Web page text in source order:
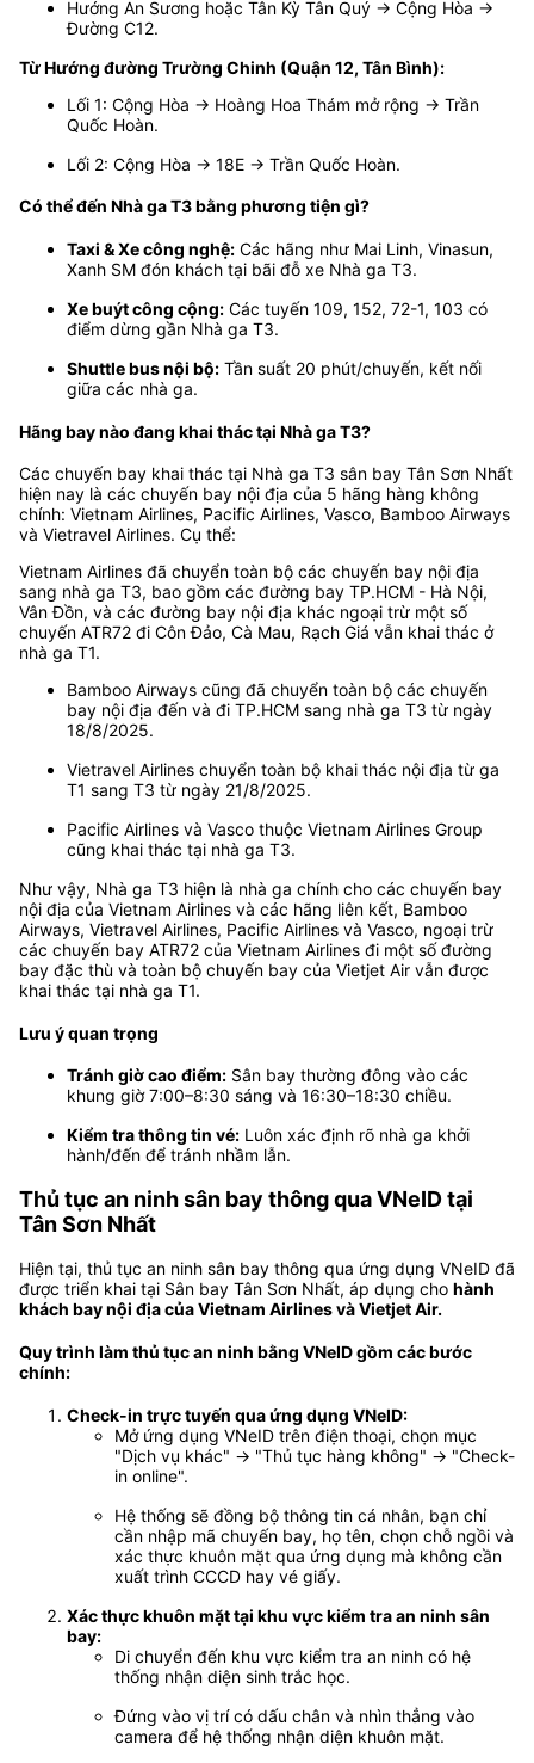
Hướng An Sương hoặc Tân Kỳ Tân Quý → Cộng Hòa →
Đường C12.
Từ Hướng đường Trường Chinh (Quận 12, Tân Bình):
Lối 1: Cộng Hòa → Hoàng Hoa Thám mở rộng → Trần
Quốc Hoàn.
Lối 2: Cộng Hòa → 18E → Trần Quốc Hoàn.
Có thể đến Nhà ga T3 bằng phương tiện gì?
Taxi & Xe công nghệ: Các hãng như Mai Linh, Vinasun,
Xanh SM đón khách tại bãi đỗ xe Nhà ga T3.
Xe buýt công cộng: Các tuyến 109, 152, 72-1, 103 có
điểm dừng gần Nhà ga T3.
Shuttle bus nội bộ: Tần suất 20 phút/chuyến, kết nối
giữa các nhà ga.
Hãng bay nào đang khai thác tại Nhà ga T3?
Các chuyến bay khai thác tại Nhà ga T3 sân bay Tân Sơn Nhất
hiện nay là các chuyến bay nội địa của 5 hãng hàng không
chính: Vietnam Airlines, Pacific Airlines, Vasco, Bamboo Airways
và Vietravel Airlines. Cụ thể:
Vietnam Airlines đã chuyển toàn bộ các chuyến bay nội địa
sang nhà ga T3, bao gồm các đường bay TP.HCM - Hà Nội,
Vân Đồn, và các đường bay nội địa khác ngoại trừ một số
chuyến ATR72 đi Côn Đảo, Cà Mau, Rạch Giá vẫn khai thác ở
nhà ga T1.
Bamboo Airways cũng đã chuyển toàn bộ các chuyến
bay nội địa đến và đi TP.HCM sang nhà ga T3 từ ngày
18/8/2025.
Vietravel Airlines chuyển toàn bộ khai thác nội địa từ ga
T1 sang T3 từ ngày 21/8/2025.
Pacific Airlines và Vasco thuộc Vietnam Airlines Group
cũng khai thác tại nhà ga T3.
Như vậy, Nhà ga T3 hiện là nhà ga chính cho các chuyến bay
nội địa của Vietnam Airlines và các hãng liên kết, Bamboo
Airways, Vietravel Airlines, Pacific Airlines và Vasco, ngoại trừ
các chuyến bay ATR72 của Vietnam Airlines đi một số đường
bay đặc thù và toàn bộ chuyến bay của Vietjet Air vẫn được
khai thác tại nhà ga T1.
Lưu ý quan trọng
Tránh giờ cao điểm: Sân bay thường đông vào các
khung giờ 7:00–8:30 sáng và 16:30–18:30 chiều.
Kiểm tra thông tin vé: Luôn xác định rõ nhà ga khởi
hành/đến để tránh nhầm lẫn.
Thủ tục an ninh sân bay thông qua VNeID tại
Tân Sơn Nhất
Hiện tại, thủ tục an ninh sân bay thông qua ứng dụng VNeID đã
được triển khai tại Sân bay Tân Sơn Nhất, áp dụng cho hành
khách bay nội địa của Vietnam Airlines và Vietjet Air.
Quy trình làm thủ tục an ninh bằng VNeID gồm các bước
chính:
Check-in trực tuyến qua ứng dụng VNeID:
Mở ứng dụng VNeID trên điện thoại, chọn mục
"Dịch vụ khác" → "Thủ tục hàng không" → "Check-
in online".
Hệ thống sẽ đồng bộ thông tin cá nhân, bạn chỉ
cần nhập mã chuyến bay, họ tên, chọn chỗ ngồi và
xác thực khuôn mặt qua ứng dụng mà không cần
xuất trình CCCD hay vé giấy.
Xác thực khuôn mặt tại khu vực kiểm tra an ninh sân
bay:
Di chuyển đến khu vực kiểm tra an ninh có hệ
thống nhận diện sinh trắc học.
Đứng vào vị trí có dấu chân và nhìn thẳng vào
camera để hệ thống nhận diện khuôn mặt.